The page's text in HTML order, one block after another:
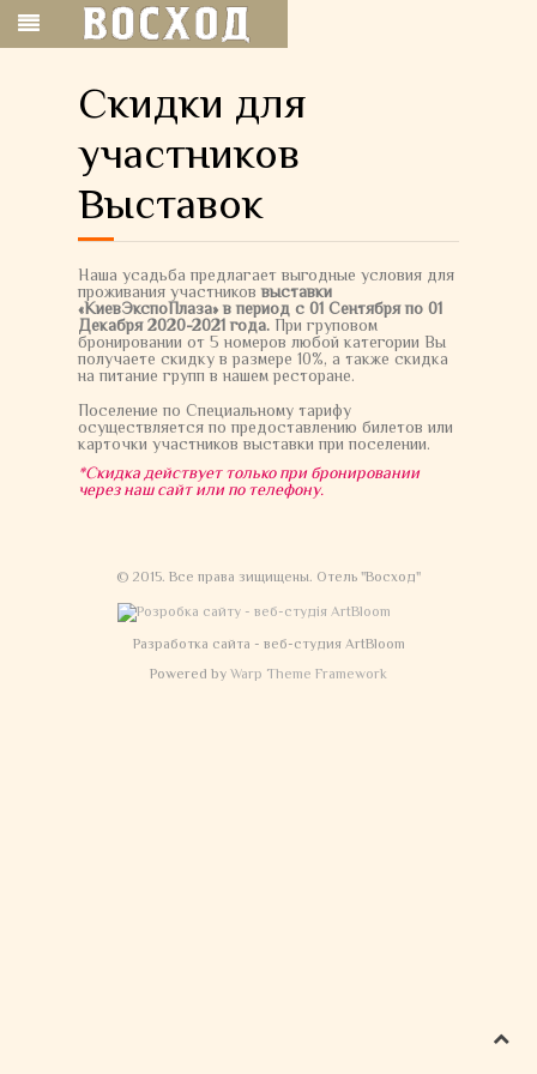
Скидки для
участников
Выставок
Наша усадьба предлагает выгодные условия для
проживания участниковвыставки
«КиевЭкспоПлаза» в период с 01 Сентября по 01
Декабря 2020-2021 года. При груповом
бронировании от 5 номеров любой категории Вы
получаете скидку в размере 10%, а также скидка
на питание групп в нашем ресторане.
Поселение по Специальному тарифу
осуществляется по предоставлению билетов или
карточки участников выставки при поселении.
*Скидка действует только при бронировании
через наш сайт или по телефону.
© 2015. Все права зищищены. Отель "Восход"
Разработка сайта - веб-студия ArtBloom
Powered by Warp Theme Framework